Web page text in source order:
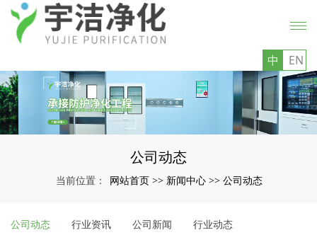
中 EN
公司动态
当前位置： 网站首页 >> 新闻中心 >> 公司动态
公司动态 行业资讯 公司新闻 行业动态